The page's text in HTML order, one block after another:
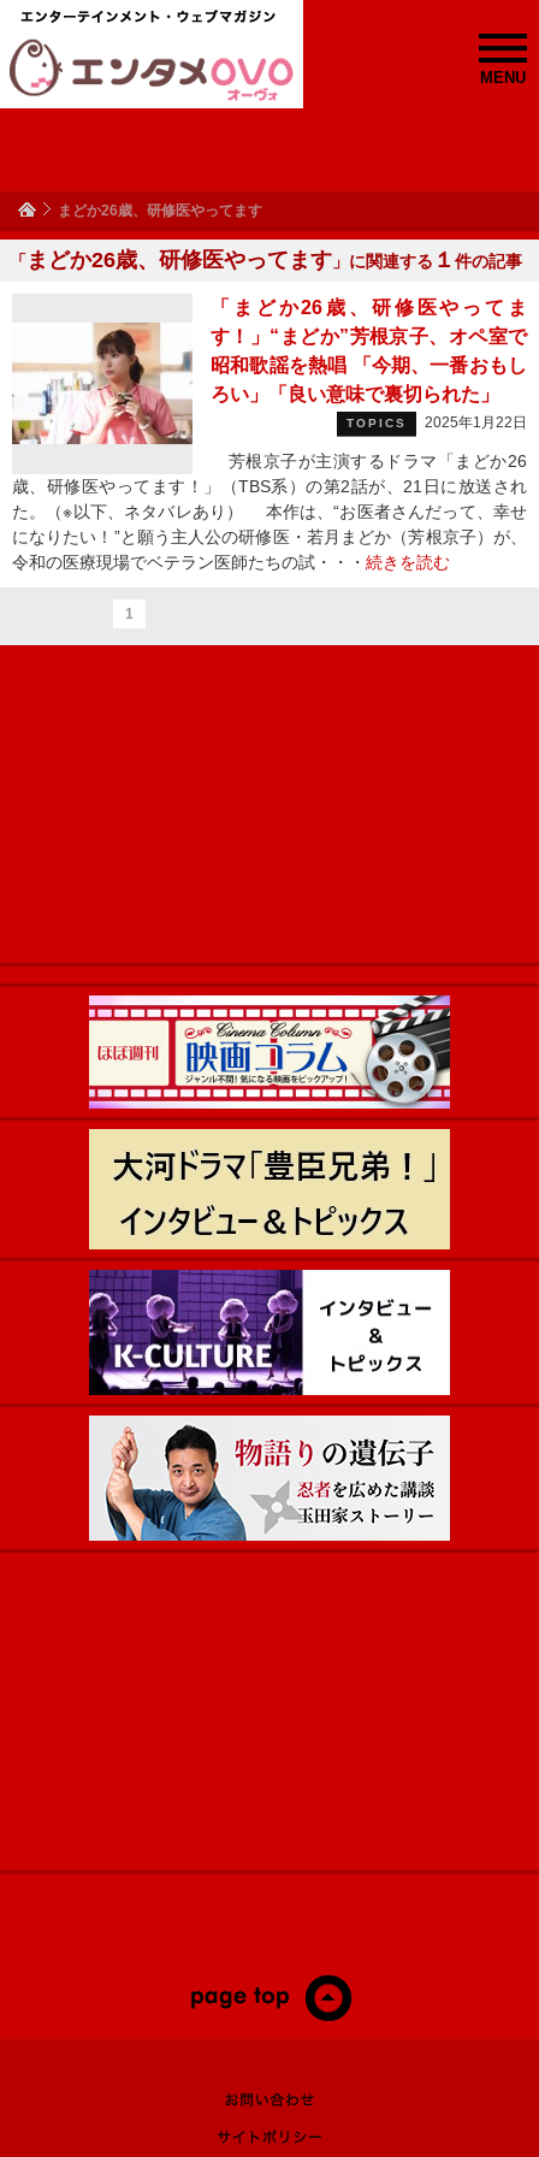
MENU
まどか26歳、研修医やってます
「 まどか26歳、研修医やってます 」に関連する １ 件の記事
「まどか26歳、研修医やってま
す！」“まどか”芳根京子、オペ室で
昭和歌謡を熱唱 「今期、一番おもし
ろい」「良い意味で裏切られた」
TOPICS 2025年1月22日
芳根京子が主演するドラマ「まどか26
歳、研修医やってます！」（TBS系）の第2話が、21日に放送され
た。（※以下、ネタバレあり） 本作は、“お医者さんだって、幸せ
になりたい！”と願う主人公の研修医・若月まどか（​​芳根京子）が、
令和の医療現場でベテラン医師たちの試・・・ 続きを読む
1